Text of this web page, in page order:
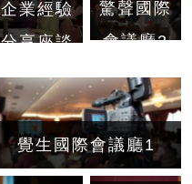
企業經驗
分享座談
會8
覺生國際會議廳1
驚聲國際
會議廳2